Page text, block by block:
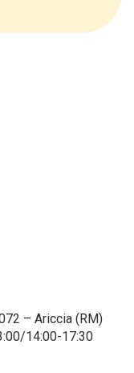
sono
le persone
1 e 4 del
potrebbero
a
richieste
ITALIA e
– Ariccia (RM)
14:00-17:30